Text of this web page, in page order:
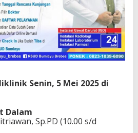
Senin, 5 Mei 2025 di
Dalam
Sp.PD (10.00 s/d